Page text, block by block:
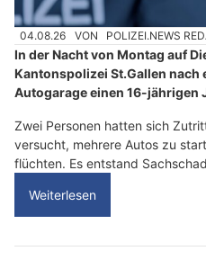
04.08.26 VON POLIZEI.NEWS
In der Nacht von Montag auf
Kantonspolizei St.Gallen nach
Autogarage einen 16-jährigen
Zwei Personen hatten sich
versucht, mehrere Autos zu
flüchten. Es entstand
Weiterlesen